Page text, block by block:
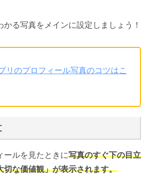
る写真をメインに設定しましょう！
リのプロフィール写真のコツはこ
ールを見たときに写真のすぐ下の目立
切な価値観」が表示されます。